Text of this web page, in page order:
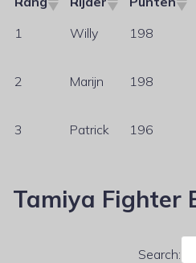
1
Willy 198
2 Marijn 198
3
Patrick 196
Tamiya Fighter
Search: